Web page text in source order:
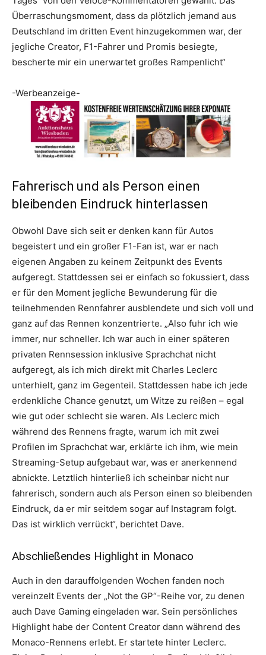
Überraschungsmoment, dass da plötzlich jemand aus
Deutschland im dritten Event hinzugekommen war, der
jegliche Creator, F1-Fahrer und Promis besiegte,
bescherte mir ein unerwartet großes Rampenlicht“
-Werbeanzeige-
Fahrerisch und als Person einen
bleibenden Eindruck hinterlassen
Obwohl Dave sich seit er denken kann für Autos
begeistert und ein großer F1-Fan ist, war er nach
eigenen Angaben zu keinem Zeitpunkt des Events
aufgeregt. Stattdessen sei er einfach so fokussiert, dass
er für den Moment jegliche Bewunderung für die
teilnehmenden Rennfahrer ausblendete und sich voll und
ganz auf das Rennen konzentrierte. „Also fuhr ich wie
immer, nur schneller. Ich war auch in einer späteren
privaten Rennsession inklusive Sprachchat nicht
aufgeregt, als ich mich direkt mit Charles Leclerc
unterhielt, ganz im Gegenteil. Stattdessen habe ich jede
erdenkliche Chance genutzt, um Witze zu reißen – egal
wie gut oder schlecht sie waren. Als Leclerc mich
während des Rennens fragte, warum ich mit zwei
Profilen im Sprachchat war, erklärte ich ihm, wie mein
Streaming-Setup aufgebaut war, was er anerkennend
abnickte. Letztlich hinterließ ich scheinbar nicht nur
fahrerisch, sondern auch als Person einen so bleibenden
Eindruck, da er mir seitdem sogar auf Instagram folgt.
Das ist wirklich verrückt“, berichtet Dave.
Abschließendes Highlight in Monaco
Auch in den darauffolgenden Wochen fanden noch
vereinzelt Events der „Not the GP“-Reihe vor, zu denen
auch Dave Gaming eingeladen war. Sein persönliches
Highlight habe der Content Creator dann während des
Monaco-Rennens erlebt. Er startete hinter Leclerc.